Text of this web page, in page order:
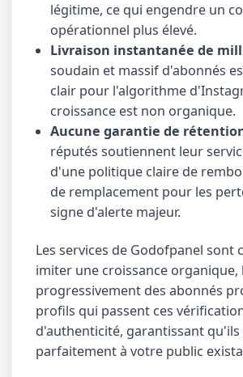
légitime, ce qui engendre un
opérationnel plus élevé.
Livraison instantanée de
soudain et massif d'abonnés
clair pour l'algorithme
croissance est non organique.
Aucune garantie de
réputés soutiennent leur
d'une politique claire de
de remplacement pour les
signe d'alerte majeur.
Les services de Godofpanel sont
imiter une croissance organique,
progressivement des abonnés
profils qui passent ces
d'authenticité, garantissant
parfaitement à votre public